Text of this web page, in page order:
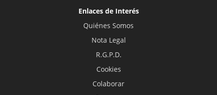
Enlaces de Interés
Quiénes Somos
Nota Legal
R.G.P.D.
Cookies
Colaborar